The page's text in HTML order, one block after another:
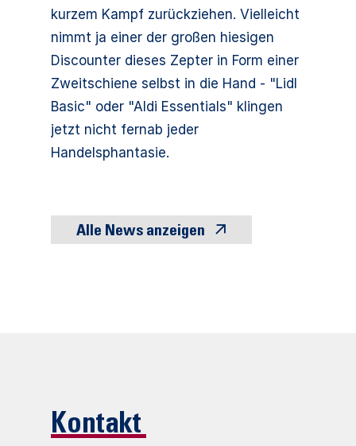
kurzem Kampf zurückziehen. Vielleicht
nimmt ja einer der großen hiesigen
Discounter dieses Zepter in Form einer
Zweitschiene selbst in die Hand - "Lidl
Basic" oder "Aldi Essentials" klingen
jetzt nicht fernab jeder
Handelsphantasie.
Alle News anzeigen
Kontakt